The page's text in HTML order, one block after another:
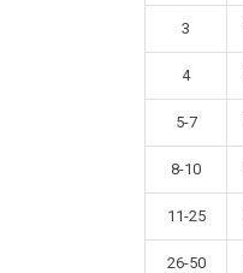
3
4
5-7
8-10
11-25
26-50